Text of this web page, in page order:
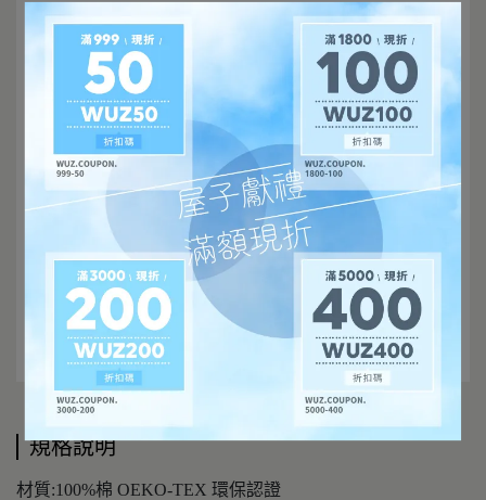
規格說明
材質:100%棉 OEKO-TEX 環保認證